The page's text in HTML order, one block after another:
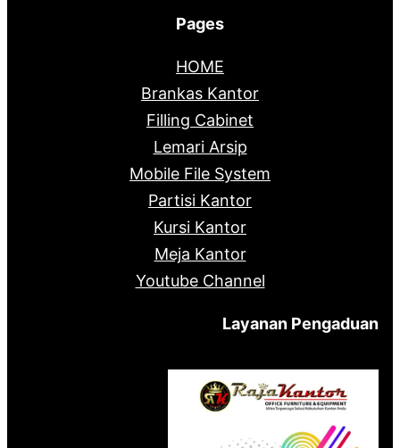
Pages
HOME
Brankas Kantor
Filling Cabinet
Lemari Arsip
Mobile File System
Partisi Kantor
Kursi Kantor
Meja Kantor
Youtube Channel
Layanan Pengaduan